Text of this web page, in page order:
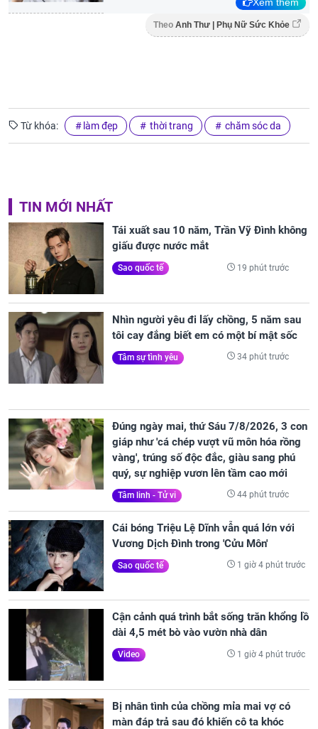
Theo Anh Thư | Phụ Nữ Sức Khỏe
Từ khóa: làm đẹp thời trang chăm sóc da
TIN MỚI NHẤT
Tái xuất sau 10 năm, Trần Vỹ Đình không
giấu được nước mắt
Sao quốc tế 19 phút trước
Nhìn người yêu đi lấy chồng, 5 năm sau
tôi cay đắng biết em có một bí mật sốc
Tâm sự tình yêu 34 phút trước
Đúng ngày mai, thứ Sáu 7/8/2026, 3 con
giáp như 'cá chép vượt vũ môn hóa rồng
vàng', trúng số độc đắc, giàu sang phú
quý, sự nghiệp vươn lên tầm cao mới
Tâm linh - Tử vi 44 phút trước
Cái bóng Triệu Lệ Dĩnh vẫn quá lớn với
Vương Dịch Đình trong 'Cửu Môn'
Sao quốc tế 1 giờ 4 phút trước
Cận cảnh quá trình bắt sống trăn khổng lồ
dài 4,5 mét bò vào vườn nhà dân
Video 1 giờ 4 phút trước
Bị nhân tình của chồng mỉa mai vợ có
màn đáp trả sau đó khiến cô ta khóc